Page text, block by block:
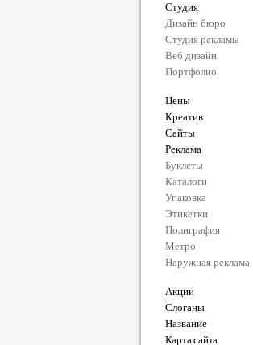
Студия
Дизайн бюро
Студия рекламы
Веб дизайн
Портфолио
Цены
Креатив
Сайты
Реклама
Буклеты
Каталоги
Упаковка
Этикетки
Полиграфия
Метро
Наружная реклама
Акции
Слоганы
Название
Карта сайта